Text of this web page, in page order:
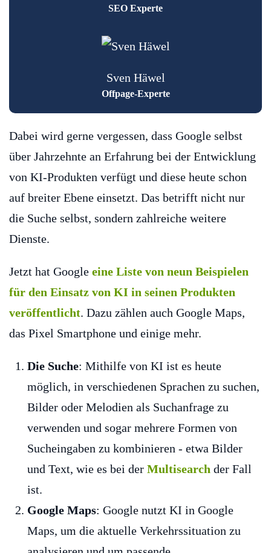
SEO Experte
Sven Häwel
Offpage-Experte
Dabei wird gerne vergessen, dass Google selbst
über Jahrzehnte an Erfahrung bei der Entwicklung
von KI-Produkten verfügt und diese heute schon
auf breiter Ebene einsetzt. Das betrifft nicht nur
die Suche selbst, sondern zahlreiche weitere
Dienste.
Jetzt hat Google eine Liste von neun Beispielen
für den Einsatz von KI in seinen Produkten
veröffentlicht. Dazu zählen auch Google Maps,
das Pixel Smartphone und einige mehr.
Die Suche: Mithilfe von KI ist es heute
möglich, in verschiedenen Sprachen zu suchen,
Bilder oder Melodien als Suchanfrage zu
verwenden und sogar mehrere Formen von
Sucheingaben zu kombinieren - etwa Bilder
und Text, wie es bei der Multisearch der Fall
ist.
Google Maps: Google nutzt KI in Google
Maps, um die aktuelle Verkehrssituation zu